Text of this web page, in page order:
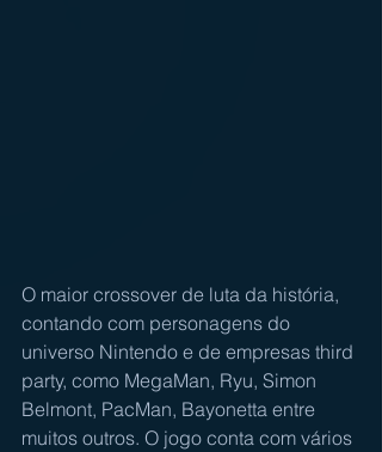
O maior crossover de luta da história,
contando com personagens do
universo Nintendo e de empresas third
party, como MegaMan, Ryu, Simon
Belmont, PacMan, Bayonetta entre
muitos outros. O jogo conta com vários